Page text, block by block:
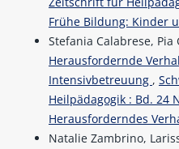
Frühe Bildung: Kinder
Stefania Calabrese, Pia
Herausfordernde
Intensivbetreuung ,
Heilpädagogik : Bd. 24
Herausforderndes
Natalie Zambrino,